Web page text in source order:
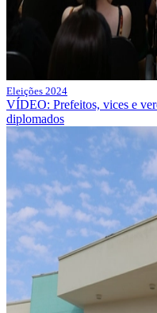
Eleições 2024
VÍDEO: Prefeitos, vices e
diplomados